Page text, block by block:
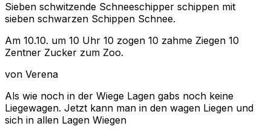
Sieben schwitzende Schneeschipper schippen mit
sieben schwarzen Schippen Schnee.
Am 10.10. um 10 Uhr 10 zogen 10 zahme Ziegen 10
Zentner Zucker zum Zoo.
von Verena
Als wie noch in der Wiege Lagen gabs noch keine
Liegewagen. Jetzt kann man in den wagen Liegen und
sich in allen Lagen Wiegen